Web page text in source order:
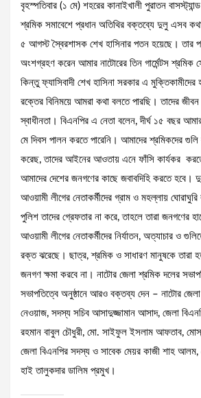
বৃহস্পতিবার (১ মে) শহরের কানাইখালী পুরাতন
শ্রমিক সমাবেশে প্রধান অতিথির বক্তব্যে দুলু এসব
৫ আগস্ট স্বৈরশাসক শেখ হাসিনার পতন হয়েছে। তার
অংশগ্রহণ করেন আমার নাটোরের তিন গার্মেন্টস
কিন্তু ফ্যাসিবাদী শেখ হাসিনা সরকার এ
রক্তের বিনিময়ে আমরা কথা বলতে পারছি। তাদের
স্বাধীনতা। বিএনপির এ নেতা বলেন, দীর্ঘ ১৫ বছর
মে দিবস পালন করতে পারেনি। আমাদের শ্রমিকদের গুলি
করেছ, তাদের আইনের আওতায় এনে ফাঁসি কার্যকর
আমাদের দেশের জনগণের কাছে জবাবদিহি করতে হবে।
আওয়ামী লীগের নেতাকর্মীদের গ্রাম ও মহল্লায়
পুলিশ তাদের গ্রেফতার না করে, তাহলে তারা জনগণের
আওয়ামী লীগের নেতাকর্মীদের নির্যাতন, অত্যাচার ও
রক্ত ঝরেছে। ছাত্র, শ্রমিক ও সাধারণ মানুষকে তারা
জনগণ ক্ষমা করবে না। নাটোর জেলা শ্রমিক দলের
সভাপতিত্বে অনুষ্ঠানে আরও বক্তব্য দেন – নাটোর
নেওয়াজ, সদস্য সচিব আসাদুজ্জামান আসাদ, জেলা
রহমান বাবুল চৌধুরী, মো. সাইফুল ইসলাম আফতাব,
জেলা বিএনপির সদস্য ও সাবেক মেয়র কাজী শাহ আলম,
হাই তালুকদার ডালিম প্রমুখ।